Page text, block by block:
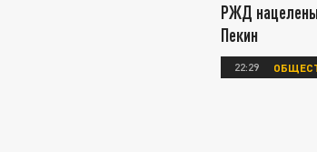
РЖД нацелены
Пекин
22:29